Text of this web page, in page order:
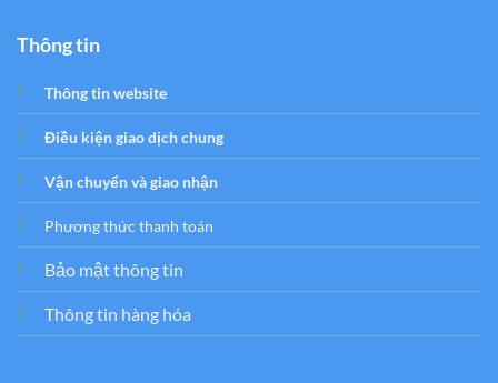
Thông tin
Thông tin website
Điều kiện giao dịch chung
Vận chuyển và giao nhận
Phương thức thanh toán
Bảo mật thông tin
Thông tin hàng hóa